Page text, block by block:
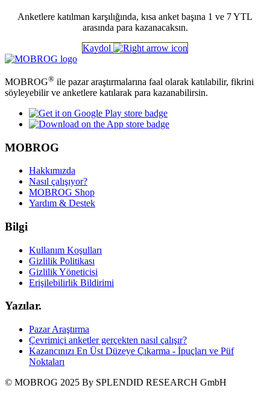
Anketlere katılman karşılığında, kısa anket başına 1 ve 7 YTL
arasında para kazanacaksın.
Kaydol
MOBROG® ile pazar araştırmalarına faal olarak katılabilir, fikrini
söyleyebilir ve anketlere katılarak para kazanabilirsin.
MOBROG
Hakkımızda
Nasıl çalışıyor?
MOBROG Shop
Yardım & Destek
Bilgi
Kullanım Koşulları
Gizlilik Politikası
Gizlilik Yöneticisi
Erişilebilirlik Bildirimi
Yazılar.
Pazar Araştırma
Çevrimiçi anketler gerçekten nasıl çalışır?
Kazancınızı En Üst Düzeye Çıkarma - İpuçları ve Püf
Noktaları
© MOBROG 2025 By SPLENDID RESEARCH GmbH